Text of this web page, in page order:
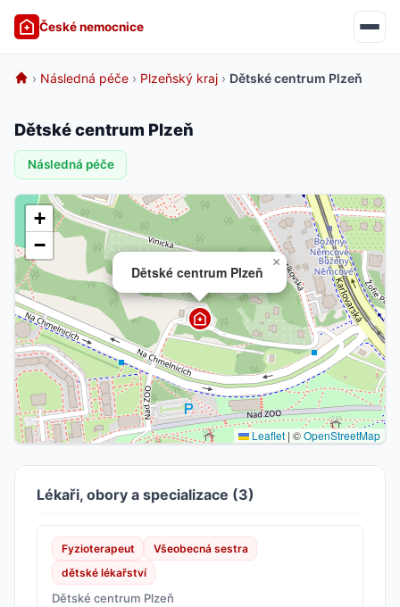
České nemocnice
› Následná péče › Plzeňský kraj › Dětské centrum Plzeň
Dětské centrum Plzeň
Následná péče
Dětské centrum Plzeň
×
+
−
Leaflet | ©OpenStreetMap
Lékaři, obory a specializace (3)
Fyzioterapeut
Všeobecná sestra
dětské lékařství
Dětské centrum Plzeň